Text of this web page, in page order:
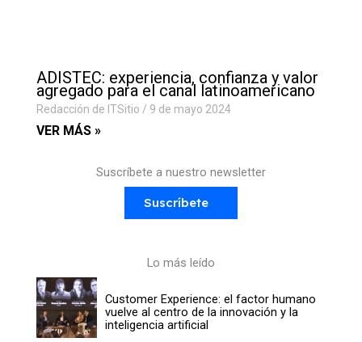
ADISTEC: experiencia, confianza y valor
agregado para el canal latinoamericano
Redacción de ITSitio 9 de mayo 2024
VER MÁS »
Suscríbete a nuestro newsletter
Suscríbete
Lo más leído
Customer Experience: el factor humano
vuelve al centro de la innovación y la
inteligencia artificial